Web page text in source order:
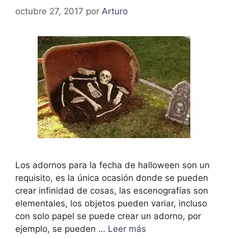
octubre 27, 2017 por Arturo
Los adornos para la fecha de halloween son un
requisito, es la única ocasión donde se pueden
crear infinidad de cosas, las escenografías son
elementales, los objetos pueden variar, incluso
con solo papel se puede crear un adorno, por
ejemplo, se pueden … Leer más